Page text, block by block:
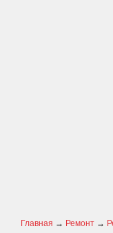
Главная → Ремонт →